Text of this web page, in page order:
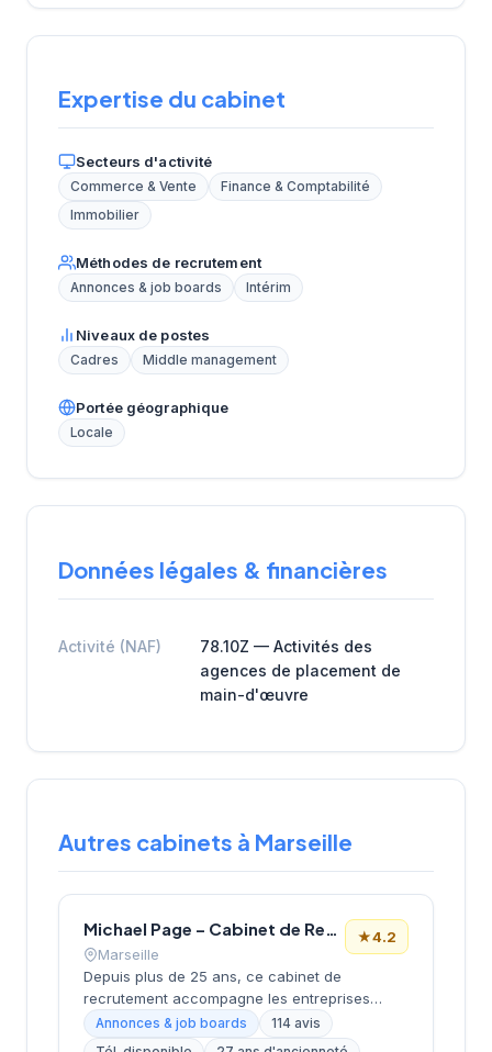
Expertise du cabinet
Secteurs d'activité
Commerce & Vente
Finance & Comptabilité
Immobilier
Méthodes de recrutement
Annonces & job boards Intérim
Niveaux de postes
Cadres Middle management
Portée géographique
Locale
Données légales & financières
Activité (NAF)
78.10Z — Activités des
agences de placement de
main-d'œuvre
Autres cabinets à Marseille
Michael Page – Cabinet de Recrutement Marseille
Marseille
★4.2
Depuis plus de 25 ans, ce cabinet de
recrutement accompagne les entreprises
marseillaises dans leurs recherches de profils
spécialisés. Basé boulevard de Dunkerque
Annonces & job boards
114 avis